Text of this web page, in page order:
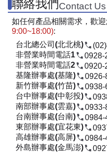
聯絡我們Contact Us
如任何產品相關需求，歡
9:00~18:00):
台北總公司(北北桃)
非營業時間電話1
0928-
非營業時間電話2
0920-
基隆辦事處(基隆)
0926-
新竹辦事處(竹苗)
0938-
台中辦事處(中彰投)
南部辦事處(雲嘉)
0933-
台南辦事處(台南)
0984-
東部辦事處(宜花東)
高雄辦事處(高屏)
0984-
外島辦事處(金馬澎)